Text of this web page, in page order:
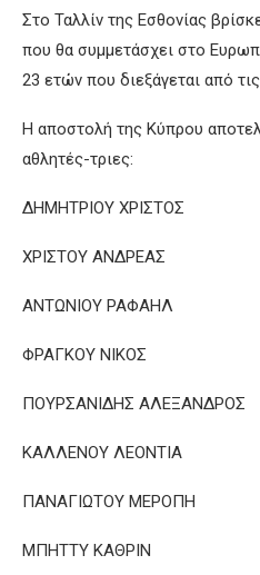
Στο Ταλλίν της Εσθονίας
που θα συμμετάσχει στο
23 ετών που διεξάγεται από
Η αποστολή της Κύπρου
αθλητές-τριες:
ΔΗΜΗΤΡΙΟΥ
ΧΡΙΣΤΟΥ ΑΝΔΡΕΑΣ
ΑΝΤΩΝΙΟΥ ΡΑΦΑΗΛ
ΦΡΑΓΚΟΥ ΝΙΚΟΣ
ΠΟΥΡΣΑΝΙΔΗΣ
ΚΑΛΛΕΝΟΥ
ΠΑΝΑΓΙΩΤΟΥ
ΜΠΗΤΤΥ ΚΑΘΡΙΝ